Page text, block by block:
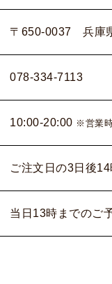
〒650-0037 兵庫
078-334-7113
10:00-20:00 ※営業
ご注文日の3日後
当日13時までのご